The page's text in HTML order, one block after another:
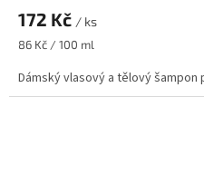
172 Kč / ks
Měrná
86 Kč / 100 ml
Dámský vlasový a tělový